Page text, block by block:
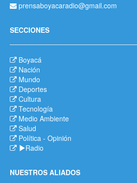
prensaboyacaradio@gmail.com
SECCIONES
Boyacá
Nación
Mundo
Deportes
Cultura
Tecnología
Medio Ambiente
Salud
Política - Opinión
Radio
NUESTROS ALIADOS